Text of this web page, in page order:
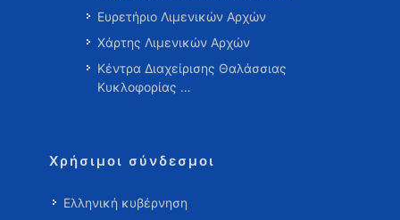
Ευρετήριο Λιμενικών Αρχών
Χάρτης Λιμενικών Αρχών
Κέντρα Διαχείρισης Θαλάσσιας
Κυκλοφορίας …
Χρήσιμοι σύνδεσμοι
Ελληνική κυβέρνηση